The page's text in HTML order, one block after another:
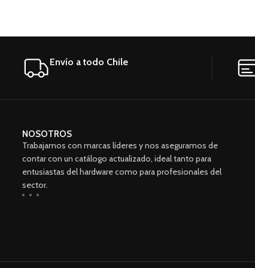
Envío a todo Chile
NOSOTROS
Trabajamos con marcas líderes y nos aseguramos de
contar con un catálogo actualizado, ideal tanto para
entusiastas del hardware como para profesionales del
sector.